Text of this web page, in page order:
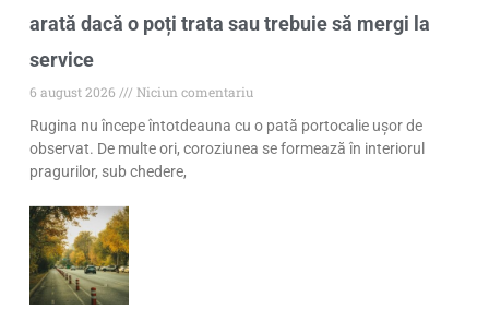
arată dacă o poți trata sau trebuie să mergi la
service
6 august 2026
Niciun comentariu
Rugina nu începe întotdeauna cu o pată portocalie ușor de
observat. De multe ori, coroziunea se formează în interiorul
pragurilor, sub chedere,